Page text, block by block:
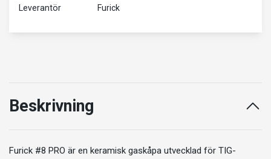
Leverantör Furick
Beskrivning
Furick #8 PRO är en keramisk gaskåpa utvecklad för TIG-